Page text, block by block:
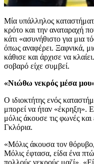
Μία υπάλληλος
κρότο και την αναταραχή
κάτι «ασυνήθιστο για μια
όπως αναφέρει. Ξαφνικά,
κάθισε και άρχισε να
σοβαρό είχε συμβεί.
«Νιώθω νεκρός μέσα
Ο ιδιοκτήτης ενός
μπορεί να ήταν «έκρηξη».
μόλις άκουσε τις φωνές
Γκλόρια.
«Μόλις άκουσα τον
Μόλις έφτασα, είδα ένα
πολλούς νεκρούς μαζί».